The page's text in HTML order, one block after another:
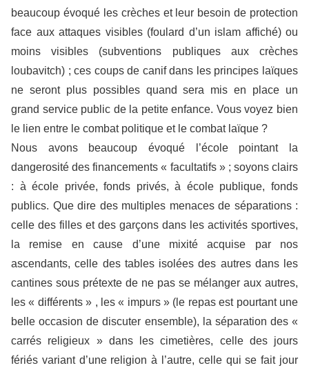
beaucoup évoqué les crèches et leur besoin de protection
face aux attaques visibles (foulard d’un islam affiché) ou
moins visibles (subventions publiques aux crèches
loubavitch) ; ces coups de canif dans les principes laïques
ne seront plus possibles quand sera mis en place un
grand service public de la petite enfance. Vous voyez bien
le lien entre le combat politique et le combat laïque ?
Nous avons beaucoup évoqué l’école pointant la
dangerosité des financements « facultatifs » ; soyons clairs
: à école privée, fonds privés, à école publique, fonds
publics. Que dire des multiples menaces de séparations :
celle des filles et des garçons dans les activités sportives,
la remise en cause d’une mixité acquise par nos
ascendants, celle des tables isolées des autres dans les
cantines sous prétexte de ne pas se mélanger aux autres,
les « différents » , les « impurs » (le repas est pourtant une
belle occasion de discuter ensemble), la séparation des «
carrés religieux » dans les cimetières, celle des jours
fériés variant d’une religion à l’autre, celle qui se fait jour